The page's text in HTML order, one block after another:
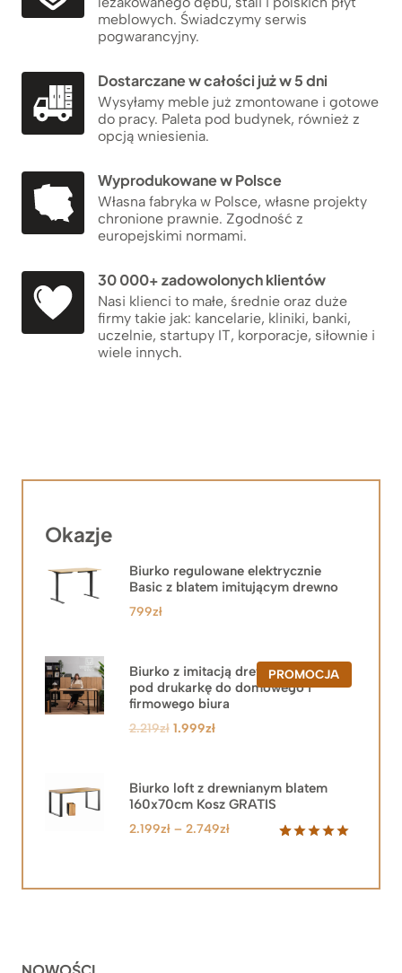
meblowych. Świadczymy serwis
pogwarancyjny.
Dostarczane w całości już w 5 dni
Wysyłamy meble już zmontowane i gotowe
do pracy. Paleta pod budynek, również z
opcją wniesienia.
Wyprodukowane w Polsce
Własna fabryka w Polsce, własne projekty
chronione prawnie. Zgodność z
europejskimi normami.
30 000+ zadowolonych klientów
Nasi klienci to małe, średnie oraz duże
firmy takie jak: kancelarie, kliniki, banki,
uczelnie, startupy IT, korporacje, siłownie i
wiele innych.
Okazje
Biurko regulowane elektrycznie
Basic z blatem imitującym drewno
799zł
PROMOCJAPRODUKT
W
Biurko z imitacją drewna z szafką
pod drukarkę do domowego i
firmowego biura
2.219zł Pierwotna
2.219zł.
1.999złAktualna
1.999zł.
Biurko loft z drewnianym blatem
160x70cm Kosz GRATIS
podstawie
2.199zł – 2.749złZakres
2.199zł